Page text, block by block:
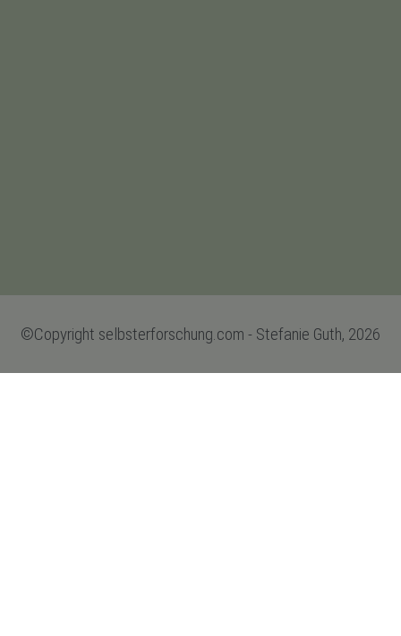
©Copyright selbsterforschung.com - Stefanie Guth, 2026